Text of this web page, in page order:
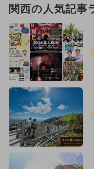
関西の人気記事